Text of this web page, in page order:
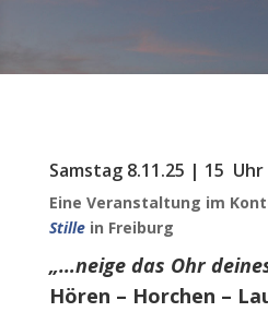
Samstag 8.11.25 | 15 Uhr
Eine Veranstaltung im
Stillein Freiburg
„…neige das Ohr
Hören – Horchen –